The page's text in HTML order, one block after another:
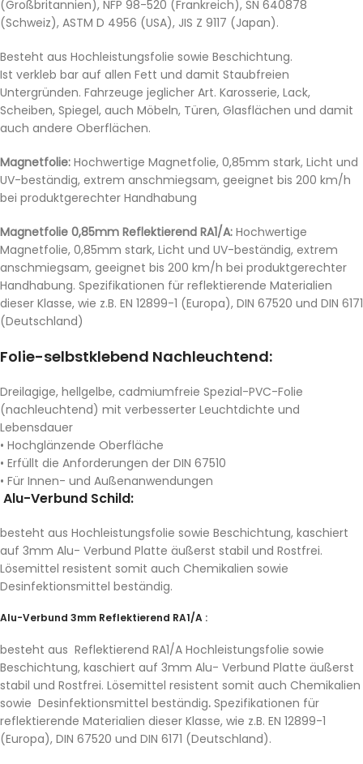
(Großbritannien), NFP 98-520 (Frankreich), SN 640878
(Schweiz), ASTM D 4956 (USA), JIS Z 9117 (Japan).
Besteht aus Hochleistungsfolie sowie Beschichtung.
Ist verkleb bar auf allen Fett und damit Staubfreien
Untergründen. Fahrzeuge jeglicher Art. Karosserie, Lack,
Scheiben, Spiegel, auch Möbeln, Türen, Glasflächen und damit
auch andere Oberflächen.
Magnetfolie: Hochwertige Magnetfolie, 0,85mm stark, Licht und
UV-beständig, extrem anschmiegsam, geeignet bis 200 km/h
bei produktgerechter Handhabung
Magnetfolie 0,85mm Reflektierend RA1/A: Hochwertige
Magnetfolie, 0,85mm stark, Licht und UV-beständig, extrem
anschmiegsam, geeignet bis 200 km/h bei produktgerechter
Handhabung. Spezifikationen für reflektierende Materialien
dieser Klasse, wie z.B. EN 12899-1 (Europa), DIN 67520 und DIN 6171
(Deutschland)
Folie-selbstklebend Nachleuchtend:
Dreilagige, hellgelbe, cadmiumfreie Spezial-PVC-Folie
(nachleuchtend) mit verbesserter Leuchtdichte und
Lebensdauer
• Hochglänzende Oberfläche
• Erfüllt die Anforderungen der DIN 67510
• Für Innen- und Außenanwendungen
Alu-Verbund Schild:
besteht aus Hochleistungsfolie sowie Beschichtung, kaschiert
auf 3mm Alu- Verbund Platte äußerst stabil und Rostfrei.
Lösemittel resistent somit auch Chemikalien sowie
Desinfektionsmittel beständig.
Alu-Verbund 3mm Reflektierend RA1/A :
besteht aus Reflektierend RA1/A Hochleistungsfolie sowie
Beschichtung, kaschiert auf 3mm Alu- Verbund Platte äußerst
stabil und Rostfrei. Lösemittel resistent somit auch Chemikalien
sowie Desinfektionsmittel beständig. Spezifikationen für
reflektierende Materialien dieser Klasse, wie z.B. EN 12899-1
(Europa), DIN 67520 und DIN 6171 (Deutschland).